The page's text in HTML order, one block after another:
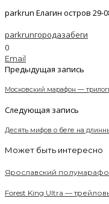
parkrun Елагин остров 29-
parkrunгородазабеги
0
Email
Предыдущая запись
Московский марафон —
Следующая запись
Десять мифов о беге на
Может быть интересно
Ярославский
Forest King Ultra —